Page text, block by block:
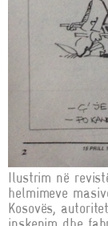
Ilustrim në
helmimeve
Kosovës,